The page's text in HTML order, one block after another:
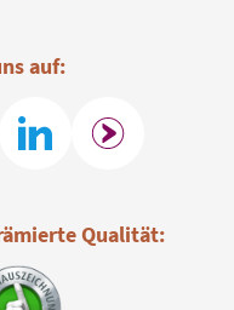
auf:
Qualität: